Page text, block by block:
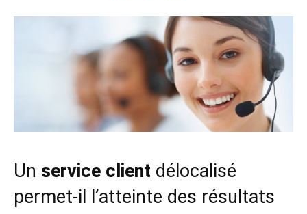
Un service client délocalisé
permet-il l’atteinte des résultats